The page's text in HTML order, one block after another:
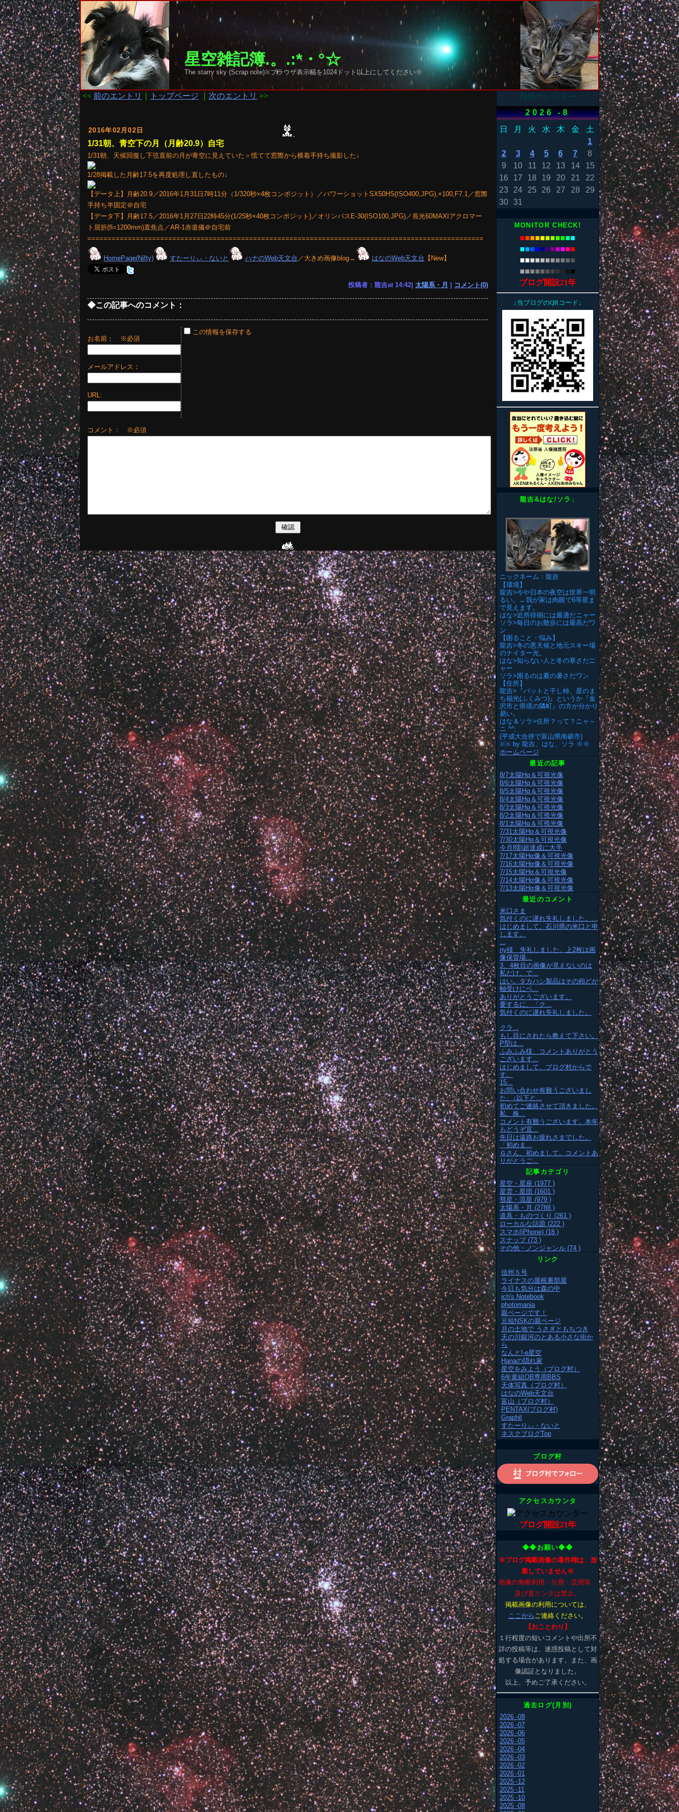
星空雑記簿.。.:*・°☆
The starry sky (Scrap note)※ブラウザ表示幅を1024ドット以上にしてください※
<< 前のエントリ トップページ 次のエントリ >>
2016年02月02日
1/31朝、青空下の月（月齢20.9）自宅
1/31朝、天候回復し下弦直前の月が青空に見えていた＞慌てて窓際から横着手持ち撮影した↓
1/28掲載した月齢17.5を再度処理し直したもの↓
【データ上】月齢20.9／2016年1月31日7時11分（1/320秒×4枚コンポジット）／パワーショットSX50HS(ISO400,JPG),×100,F7.1／窓際
手持ち半固定＠自宅
【データ下】月齢17.5／2016年1月27日22時45分(1/25秒×40枚コンポジット)／オリンパスE-30(ISO100,JPG)／長光60MAXIアクロマー
ト屈折(fl=1200mm)直焦点／AR-1赤道儀＠自宅前
==================================================================================================
HomePage(Nifty) すたーりぃ・ないと ハナのWeb天文台 ／大きめ画像blog→ はなのWeb天文台 【New】
投稿者：龍吉at 14:42| 太陽系・月 コメント(0)
◆この記事へのコメント：
お名前： ※必須
メールアドレス：
URL:
この情報を保存する
コメント： ※必須
投稿カレンダー
2026 -8
日
月 火 水 木 金
土
1
2
3 4 5 6 7
8
9
10 11 12 13 14
15
16
17 18 19 20 21
22
23
24 25 26 27 28
29
30 31
MONITOR CHECK!
■■■■■■■■■■■
■■■■■■■■■■■
■■■■■■■■■■■
■■■■■■■■ ■■
ブログ開設21年
↓当ブログのQRコード↓
龍吉&はな/ソラ↓
ニックネーム：龍吉
【環境】
龍吉>今や日本の夜空は世界一明
るい。←我が家は肉眼で6等星ま
で見えます。
はな>近所徘徊には最適だニャー
ソラ>毎日のお散歩には最高だワ
ン
【困ること・悩み】
龍吉>冬の悪天候と地元スキー場
のナイター光。
はな>知らない人と冬の寒さだニ
ャー
ソラ>困るのは夏の暑さだワン
【住所】
龍吉>『バットと干し柿、星のま
ち福光(ふくみつ)』というか『金
沢市と県境の隣町』の方が分かり
易い。
はな＆ソラ>住所？って？ニャ～
ニ ^^;
(平成大合併で富山県南砺市)
※※ by 龍吉、はな、ソラ ※※
ホームページ
最近の記事
8/7太陽Hα＆可視光像
8/6太陽Hα＆可視光像
8/5太陽Hα＆可視光像
8/4太陽Hα＆可視光像
8/3太陽Hα＆可視光像
8/2太陽Hα＆可視光像
8/1太陽Hα＆可視光像
7/31太陽Hα＆可視光像
7/30太陽Hα＆可視光像
今月8割超達成に大手
7/17太陽Hα像＆可視光像
7/16太陽Hα像＆可視光像
7/15太陽Hα＆可視光像
7/14太陽Hα像＆可視光像
7/13太陽Hα像＆可視光像
最近のコメント
米口さま
気付くのに遅れ失礼しました。...
はじめまして。石川県の米口と申
します。
...
ny様 失礼しました。上2枚は画
像保管場...
3、4枚目の画像が見えないのは
私だけ、で...
はい。タカハシ製品はその殆どが
軸受けにベ...
ありがとうございます。
要するに、「ク...
気付くのに遅れ失礼しました。
クラ...
もし目にされたら教えて下さい。
P型は...
ふみふみ様、コメントありがとう
ございます...
はじめまして、ブログ村からで
す。
15...
お問い合わせ有難うございまし
た。↓以下と...
初めてご連絡させて頂きました。
私、株...
コメント有難うございます。本年
もどうぞ宜...
先日は遠路お疲れさまでした。
「初めま...
Ｇさん、初めまして。コメントあ
りがとうご...
記事カテゴリ
星空・星座 (1977 )
星雲・星団 (1601 )
彗星・流星 (979 )
太陽系・月 (2788 )
道具・ものづくり (261 )
ローカルな話題 (222 )
スマホ(iPhone) (18 )
スナップ (73 )
その他・ノンジャンル (74 )
リンク
信州５号
ライナスの屋根裏部屋
今日も気分は森の中
ich's Notebook
photomania
親ページです！
元祖NSKの親ページ
月の土地で うさぎともちつき
天の川銀河のとある小さな街か
ら
なんと!-e星空
Hanaの隠れ家
星空をみよう（ブログ村）
6年黄組OB専用BBS
天体写真（ブログ村）
はなのWeb天文台
富山（ブログ村）
PENTAX(ブログ村)
Graphil
すたーりぃ・ないと
ネスクブログTop
ブログ村
アクセスカウンタ
ブログ開設21年
◆◆お願い◆◆
※ブログ掲載画像の著作権は、放
棄していません※
画像の無断利用・引用・流用等、
及び直リンクは禁止。
掲載画像の利用については、
ここから ご連絡ください。
【おことわり】
１行程度の短いコメントや出所不
詳の投稿等は、迷惑投稿として対
処する場合があります。また、画
像認証となりました。
以上、予めご了承ください。
過去ログ(月別)
2026 -08
2026 -07
2026 -06
2026 -05
2026 -04
2026 -03
2026 -02
2026 -01
2025 -12
2025 -11
2025 -10
2025 -08